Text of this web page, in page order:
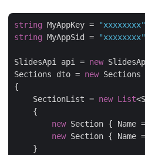
string MyAppKey = "xxxxxxxx"
string MyAppSid = "xxxxxxxx"
SlidesApi api = new
Sections dto = new Sections
{
    SectionList =
new List
    {
new Section { Name =
new Section { Name =
    }